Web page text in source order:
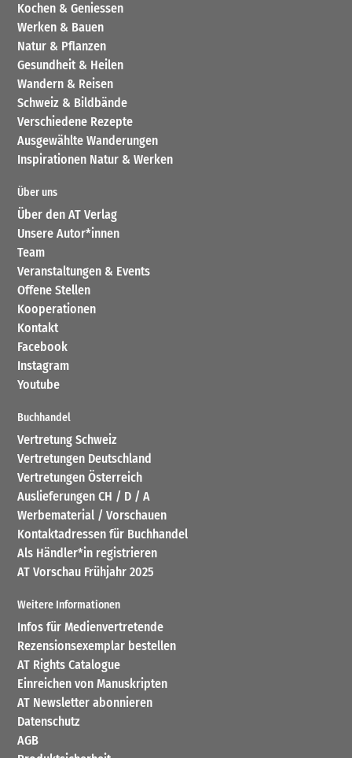
Kochen & Geniessen
Werken & Bauen
Natur & Pflanzen
Gesundheit & Heilen
Wandern & Reisen
Schweiz & Bildbände
Verschiedene Rezepte
Ausgewählte Wanderungen
Inspirationen Natur & Werken
Über uns
Über den AT Verlag
Unsere Autor*innen
Team
Veranstaltungen & Events
Offene Stellen
Kooperationen
Kontakt
Facebook
Instagram
Youtube
Buchhandel
Vertretung Schweiz
Vertretungen Deutschland
Vertretungen Österreich
Auslieferungen CH / D / A
Werbematerial / Vorschauen
Kontaktadressen für Buchhandel
Als Händler*in registrieren
AT Vorschau Frühjahr 2025
Weitere Informationen
Infos für Medienvertretende
Rezensionsexemplar bestellen
AT Rights Catalogue
Einreichen von Manuskripten
AT Newsletter abonnieren
Datenschutz
AGB